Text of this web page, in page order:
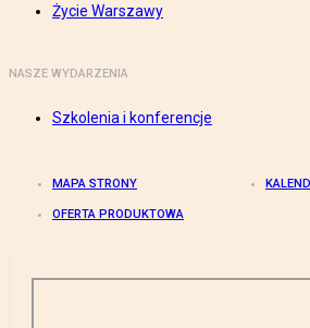
Życie Warszawy
NASZE WYDARZENIA
Szkolenia i konferencje
MAPA STRONY
OFERTA PRODUKTOWA